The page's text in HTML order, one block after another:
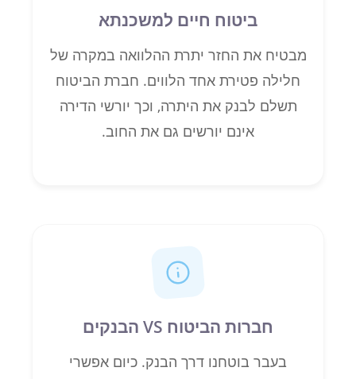
ביטוח חיים למשכנתא
מבטיח את החזר יתרת ההלוואה במקרה של
חלילה פטירת אחד הלווים. חברת הביטוח
תשלם לבנק את היתרה, וכך יורשי הדירה
אינם יורשים גם את החוב.
חברות הביטוח VS הבנקים
בעבר בוטחנו דרך הבנק. כיום אפשרי